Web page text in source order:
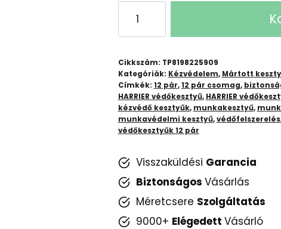
Védőkesztyű
12
pár/csomag:
Tartós
védelem,
kedvező
árban
mennyiség
Cikkszám: TP8198225909
Kategóriák: Kézvédelem, Mártott
Címkék: 12 pár,12 pár csomag,
HARRIER védőkesztyű, HARRIER
kézvédő kesztyűk, munkakesztyű,
munkavédelmi kesztyű,védőfelszerelés
védőkesztyűk 12 pár
Visszaküldési Garancia
Biztonságos Vásárlás
Méretcsere Szolgáltatás
9000+ Elégedett Vásárló